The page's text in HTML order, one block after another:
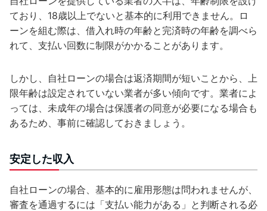
ており、18歳以上でないと基本的に利用できません。ロ
ーンを組む際は、借入れ時の年齢と完済時の年齢を調べら
れて、支払い回数に制限がかかることがあります。
しかし、自社ローンの場合は返済期間が短いことから、上
限年齢は設定されていない業者が多い傾向です。業者によ
っては、未成年の場合は保護者の同意が必要になる場合も
あるため、事前に確認しておきましょう。
安定した収入
自社ローンの場合、基本的に雇用形態は問われませんが、
審査を通過するには「支払い能力がある」と判断される必